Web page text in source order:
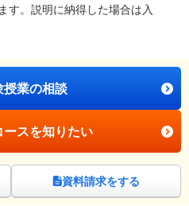
す。説明に納得した場合は入
授業の相談
スを知りたい
資料請求をする